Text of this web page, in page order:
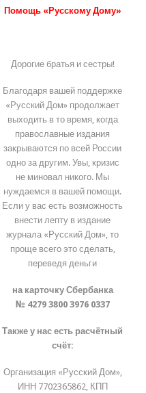
Помощь «Русскому Дому»
Дорогие братья и сестры!
Благодаря вашей поддержке
«Русский Дом» продолжает
выходить в то время, когда
православные издания
закрываются по всей России
одно за другим. Увы, кризис
не миновал никого. Мы
нуждаемся в вашей помощи.
Если у вас есть возможность
внести лепту в издание
журнала «Русский Дом», то
проще всего это сделать,
переведя деньги
на карточку Сбербанка
№ 4279 3800 3976 0337
Также у нас есть расчётный
счёт:
Организация «Русский Дом»,
ИНН 7702365862, КПП